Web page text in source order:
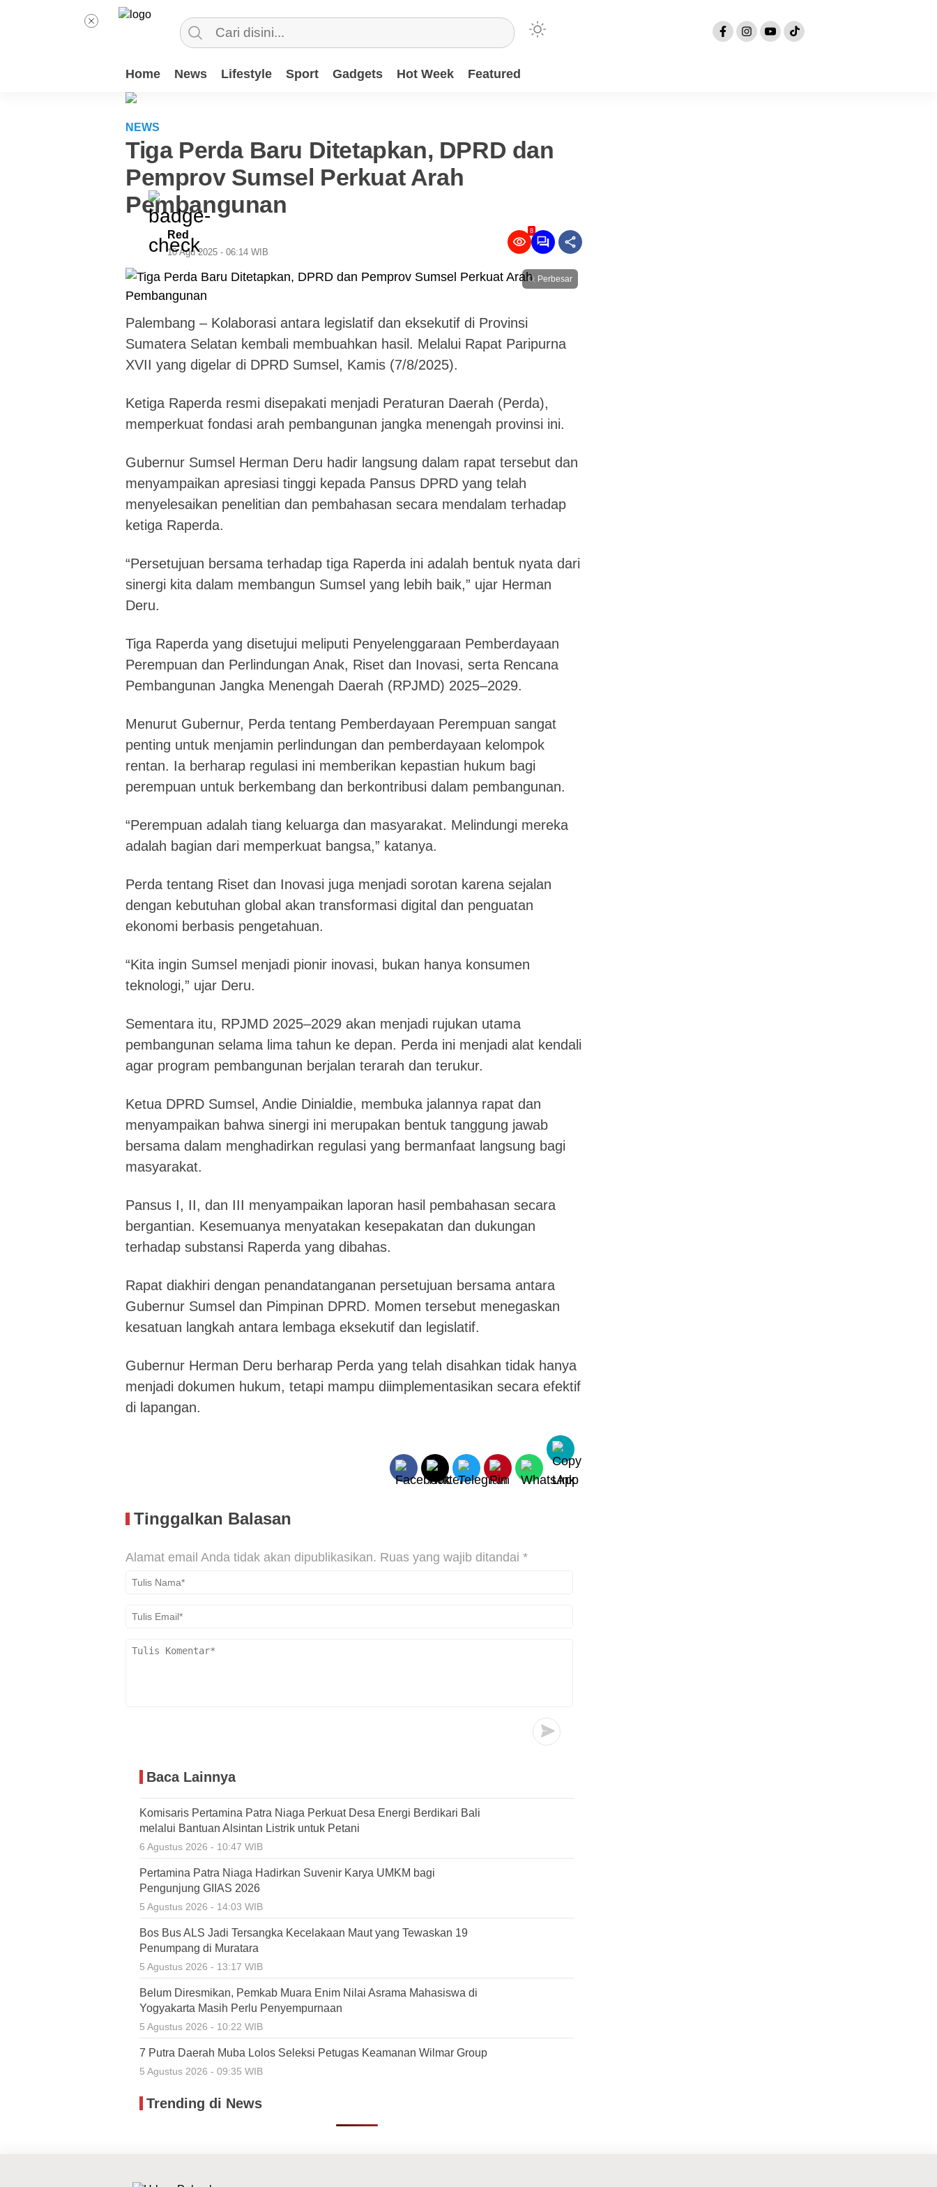
Home News Lifestyle Sport Gadgets Hot Week Featured
NEWS
Tiga Perda Baru Ditetapkan, DPRD dan
Pemprov Sumsel Perkuat Arah
Pembangunan
Red
10 Agu 2025 - 06:14 WIB
8
Perbesar
Palembang – Kolaborasi antara legislatif dan eksekutif di Provinsi
Sumatera Selatan kembali membuahkan hasil. Melalui Rapat Paripurna
XVII yang digelar di DPRD Sumsel, Kamis (7/8/2025).
Ketiga Raperda resmi disepakati menjadi Peraturan Daerah (Perda),
memperkuat fondasi arah pembangunan jangka menengah provinsi ini.
Gubernur Sumsel Herman Deru hadir langsung dalam rapat tersebut dan
menyampaikan apresiasi tinggi kepada Pansus DPRD yang telah
menyelesaikan penelitian dan pembahasan secara mendalam terhadap
ketiga Raperda.
“Persetujuan bersama terhadap tiga Raperda ini adalah bentuk nyata dari
sinergi kita dalam membangun Sumsel yang lebih baik,” ujar Herman
Deru.
Tiga Raperda yang disetujui meliputi Penyelenggaraan Pemberdayaan
Perempuan dan Perlindungan Anak, Riset dan Inovasi, serta Rencana
Pembangunan Jangka Menengah Daerah (RPJMD) 2025–2029.
Menurut Gubernur, Perda tentang Pemberdayaan Perempuan sangat
penting untuk menjamin perlindungan dan pemberdayaan kelompok
rentan. Ia berharap regulasi ini memberikan kepastian hukum bagi
perempuan untuk berkembang dan berkontribusi dalam pembangunan.
“Perempuan adalah tiang keluarga dan masyarakat. Melindungi mereka
adalah bagian dari memperkuat bangsa,” katanya.
Perda tentang Riset dan Inovasi juga menjadi sorotan karena sejalan
dengan kebutuhan global akan transformasi digital dan penguatan
ekonomi berbasis pengetahuan.
“Kita ingin Sumsel menjadi pionir inovasi, bukan hanya konsumen
teknologi,” ujar Deru.
Sementara itu, RPJMD 2025–2029 akan menjadi rujukan utama
pembangunan selama lima tahun ke depan. Perda ini menjadi alat kendali
agar program pembangunan berjalan terarah dan terukur.
Ketua DPRD Sumsel, Andie Dinialdie, membuka jalannya rapat dan
menyampaikan bahwa sinergi ini merupakan bentuk tanggung jawab
bersama dalam menghadirkan regulasi yang bermanfaat langsung bagi
masyarakat.
Pansus I, II, dan III menyampaikan laporan hasil pembahasan secara
bergantian. Kesemuanya menyatakan kesepakatan dan dukungan
terhadap substansi Raperda yang dibahas.
Rapat diakhiri dengan penandatanganan persetujuan bersama antara
Gubernur Sumsel dan Pimpinan DPRD. Momen tersebut menegaskan
kesatuan langkah antara lembaga eksekutif dan legislatif.
Gubernur Herman Deru berharap Perda yang telah disahkan tidak hanya
menjadi dokumen hukum, tetapi mampu diimplementasikan secara efektif
di lapangan.
Tinggalkan Balasan
Alamat email Anda tidak akan dipublikasikan. Ruas yang wajib ditandai *
Baca Lainnya
Komisaris Pertamina Patra Niaga Perkuat Desa Energi Berdikari Bali
melalui Bantuan Alsintan Listrik untuk Petani
6 Agustus 2026 - 10:47 WIB
Pertamina Patra Niaga Hadirkan Suvenir Karya UMKM bagi
Pengunjung GIIAS 2026
5 Agustus 2026 - 14:03 WIB
Bos Bus ALS Jadi Tersangka Kecelakaan Maut yang Tewaskan 19
Penumpang di Muratara
5 Agustus 2026 - 13:17 WIB
Belum Diresmikan, Pemkab Muara Enim Nilai Asrama Mahasiswa di
Yogyakarta Masih Perlu Penyempurnaan
5 Agustus 2026 - 10:22 WIB
7 Putra Daerah Muba Lolos Seleksi Petugas Keamanan Wilmar Group
5 Agustus 2026 - 09:35 WIB
Trending di News